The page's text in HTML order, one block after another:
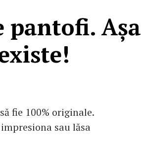
pantofi. Așa
fie 100% originale.
sau lăsa